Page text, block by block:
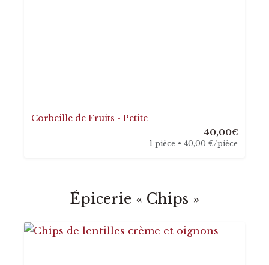
Corbeille de Fruits - Petite
40,00€
1 pièce • 40,00 €/pièce
Épicerie « Chips »